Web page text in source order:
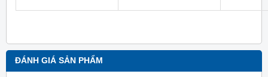
ĐÁNH GIÁ SẢN PHẨM